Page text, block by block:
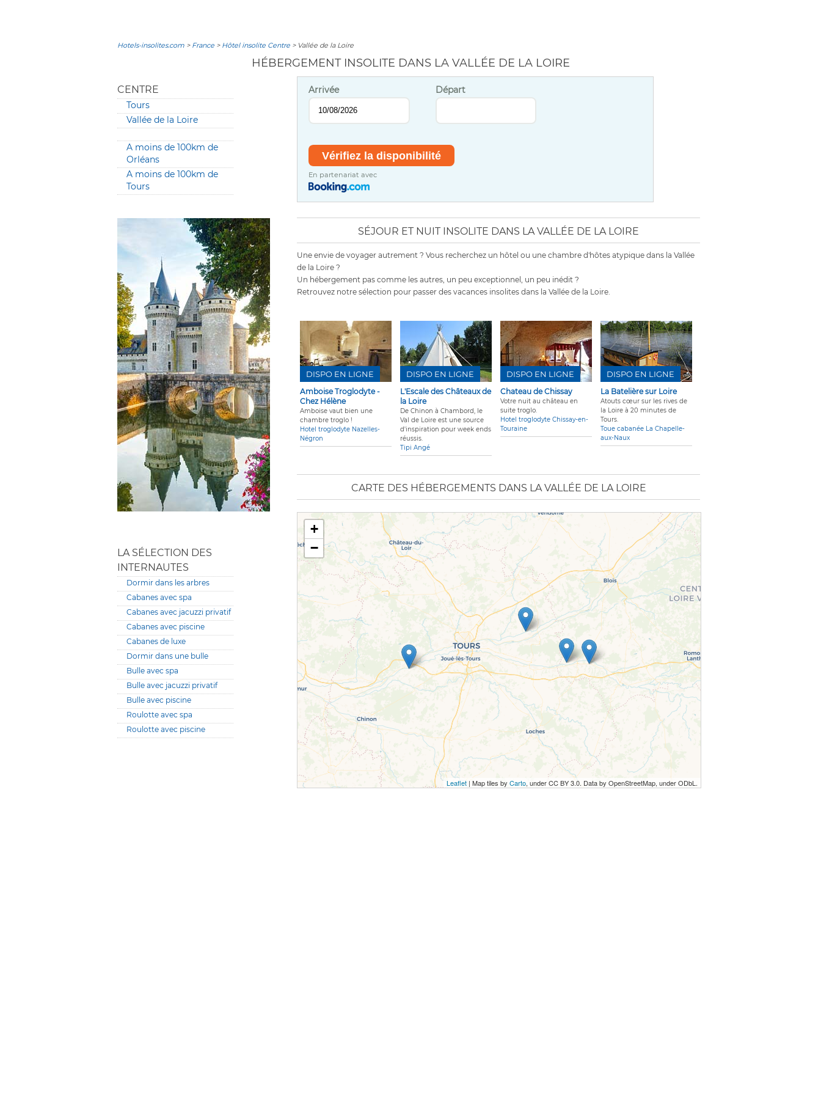
Hotels-insolites.com > France > Hôtel insolite Centre > Vallée de la Loire
HÉBERGEMENT INSOLITE DANS LA VALLÉE DE LA LOIRE
CENTRE
Tours
Vallée de la Loire
A moins de 100km de
Orléans
A moins de 100km de
Tours
LA SÉLECTION DES
INTERNAUTES
Dormir dans les arbres
Cabanes avec spa
Cabanes avec jacuzzi privatif
Cabanes avec piscine
Cabanes de luxe
Dormir dans une bulle
Bulle avec spa
Bulle avec jacuzzi privatif
Bulle avec piscine
Roulotte avec spa
Roulotte avec piscine
Arrivée Départ
En partenariat avec
SÉJOUR ET NUIT INSOLITE DANS LA VALLÉE DE LA LOIRE
Une envie de voyager autrement ? Vous recherchez un hôtel ou une chambre d'hôtes atypique dans la Vallée
de la Loire ?
Un hébergement pas comme les autres, un peu exceptionnel, un peu inédit ?
Retrouvez notre sélection pour passer des vacances insolites dans la Vallée de la Loire.
Amboise Troglodyte -
Chez Hélène
Amboise vaut bien une
chambre troglo !
Hotel troglodyte Nazelles-
Négron
DISPO EN LIGNE
L'Escale des Châteaux de
la Loire
De Chinon à Chambord, le
Val de Loire est une source
d'inspiration pour week ends
réussis.
Tipi Angé
DISPO EN LIGNE
Chateau de Chissay
Votre nuit au château en
suite troglo.
Hotel troglodyte Chissay-en-
Touraine
DISPO EN LIGNE
La Batelière sur Loire
Atouts cœur sur les rives de
la Loire à 20 minutes de
Tours.
Toue cabanée La Chapelle-
aux-Naux
DISPO EN LIGNE
CARTE DES HÉBERGEMENTS DANS LA VALLÉE DE LA LOIRE
+
−
Leaflet | Map tiles by Carto, under CC BY 3.0. Data by OpenStreetMap, under ODbL.